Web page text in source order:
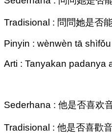
Tradisional : 問問她是否能
Pinyin : wènwèn tā
Arti : Tanyakan padanya
Sederhana : 他是否喜欢
Tradisional : 他是否喜歡